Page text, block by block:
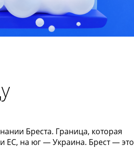
Бреста. Граница, которая
ЕС, на юг — Украина. Брест — это